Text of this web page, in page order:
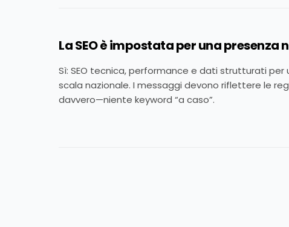
La SEO è impostata per una presenza
Sì: SEO tecnica, performance e dati strutturati per
scala nazionale. I messaggi devono riflettere le
davvero—niente keyword “a caso”.